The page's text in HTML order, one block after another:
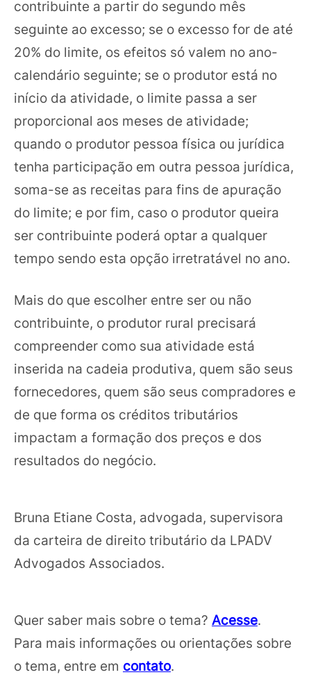
contribuinte a partir do segundo mês
seguinte ao excesso; se o excesso for de até
20% do limite, os efeitos só valem no ano-
calendário seguinte; se o produtor está no
início da atividade, o limite passa a ser
proporcional aos meses de atividade;
quando o produtor pessoa física ou jurídica
tenha participação em outra pessoa jurídica,
soma-se as receitas para fins de apuração
do limite; e por fim, caso o produtor queira
ser contribuinte poderá optar a qualquer
tempo sendo esta opção irretratável no ano.
Mais do que escolher entre ser ou não
contribuinte, o produtor rural precisará
compreender como sua atividade está
inserida na cadeia produtiva, quem são seus
fornecedores, quem são seus compradores e
de que forma os créditos tributários
impactam a formação dos preços e dos
resultados do negócio.
Bruna Etiane Costa, advogada, supervisora
da carteira de direito tributário da LPADV
Advogados Associados.
Quer saber mais sobre o tema? Acesse.
Para mais informações ou orientações sobre
o tema, entre em contato.